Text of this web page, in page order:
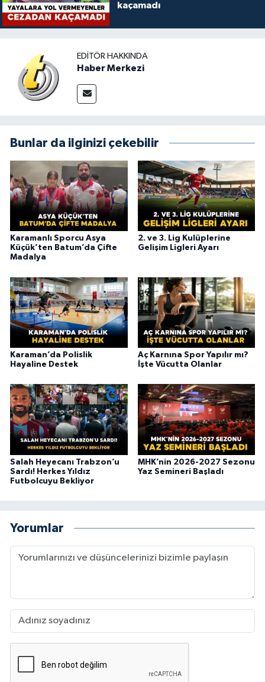
kaçamadı
EDITÖR HAKKINDA
Haber Merkezi
Bunlar da ilginizi çekebilir
Karamanlı Sporcu Asya
Küçük’ten Batum’da Çifte
Madalya
2. ve 3. Lig Kulüplerine
Gelişim Ligleri Ayarı
Karaman’da Polislik
Hayaline Destek
Aç Karnına Spor Yapılır mı?
İşte Vücutta Olanlar
Salah Heyecanı Trabzon’u
Sardı! Herkes Yıldız
Futbolcuyu Bekliyor
MHK’nin 2026-2027 Sezonu
Yaz Semineri Başladı
Yorumlar